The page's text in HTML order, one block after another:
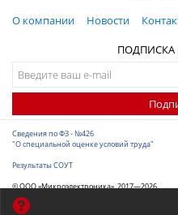
О компании Новости
ПОДПИСКА
Сведения по ФЗ - №426
"О специальной оценке условий труда"
Результаты СОУТ
© ООО «Микроэлектроника», 2017—2026
Разработка сайта